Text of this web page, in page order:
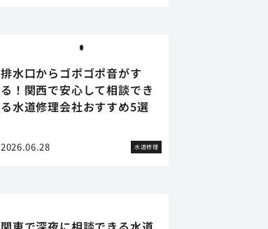
排水口からゴポゴポ音がす
る！関西で安心して相談でき
る水道修理会社おすすめ5選
2026.06.28 水道修理